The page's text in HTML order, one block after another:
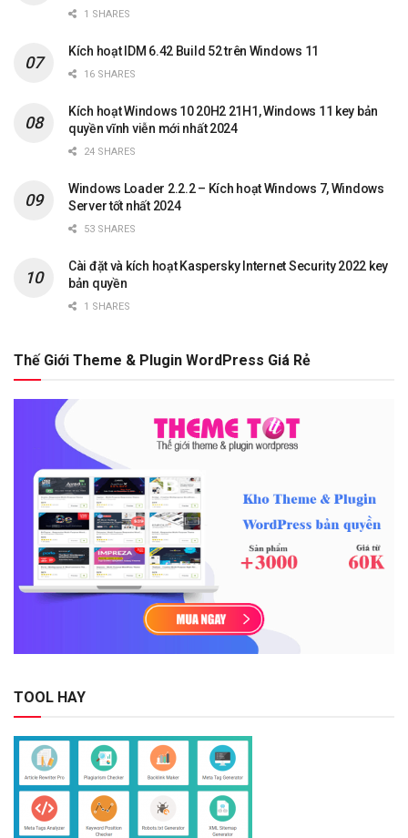
1 SHARES
Kích hoạt IDM 6.42 Build 52 trên Windows 11
16 SHARES
Kích hoạt Windows 10 20H2 21H1, Windows 11 key bản
quyền vĩnh viễn mới nhất 2024
24 SHARES
Windows Loader 2.2.2 – Kích hoạt Windows 7, Windows
Server tốt nhất 2024
53 SHARES
Cài đặt và kích hoạt Kaspersky Internet Security 2022 key
bản quyền
1 SHARES
Thế Giới Theme & Plugin WordPress Giá Rẻ
TOOL HAY